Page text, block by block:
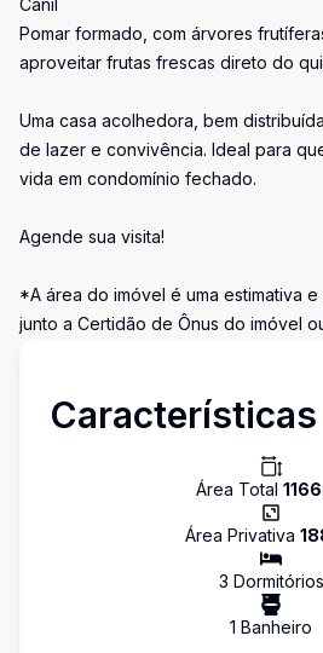
Canil
Pomar formado, com árvores
aproveitar frutas frescas direto do
Uma casa acolhedora, bem
de lazer e convivência. Ideal para
vida em condomínio fechado.
Agende sua visita!
*A área do imóvel é uma estimativa
junto a Certidão de Ônus do imóvel
Características
Área Total 1166
Área Privativa
3 Dormitórios
1 Banheiro